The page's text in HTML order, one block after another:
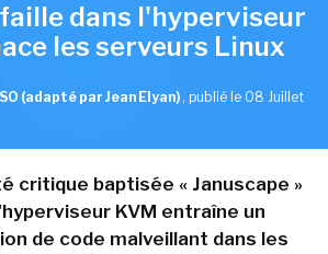
dans l'hyperviseur
les serveurs Linux
(adapté par Jean Elyan) , publié le 08 Juillet
critique baptisée « Januscape »
KVM entraîne un
de code malveillant dans les